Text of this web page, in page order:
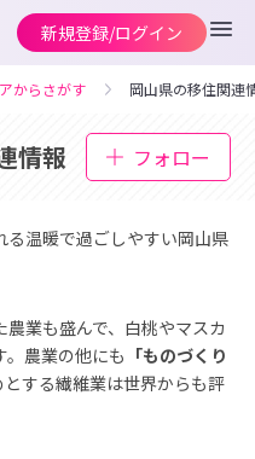
新規登録/ログイン
からさがす 岡山県の移住関連
情報 フォロー
温暖で過ごしやすい岡山県
業も盛んで、白桃やマスカ
。農業の他にも 「ものづくり
する繊維業は世界からも評